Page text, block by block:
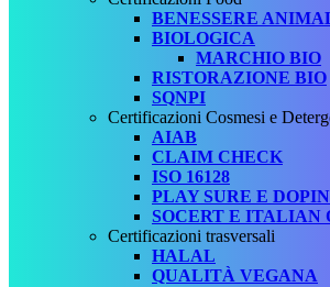
BENESSERE
BIOLOGICA
MARCHIO BIO
RISTORAZIONE BIO
SQNPI
Certificazioni Cosmesi e
AIAB
CLAIM CHECK
ISO 16128
PLAY SURE E
SOCERT E ITALIAN
Certificazioni trasversali
HALAL
QUALITÀ VEGANA